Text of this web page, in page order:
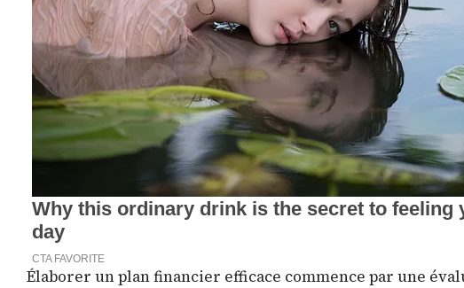
Élaborer un plan financier efficace commence par une